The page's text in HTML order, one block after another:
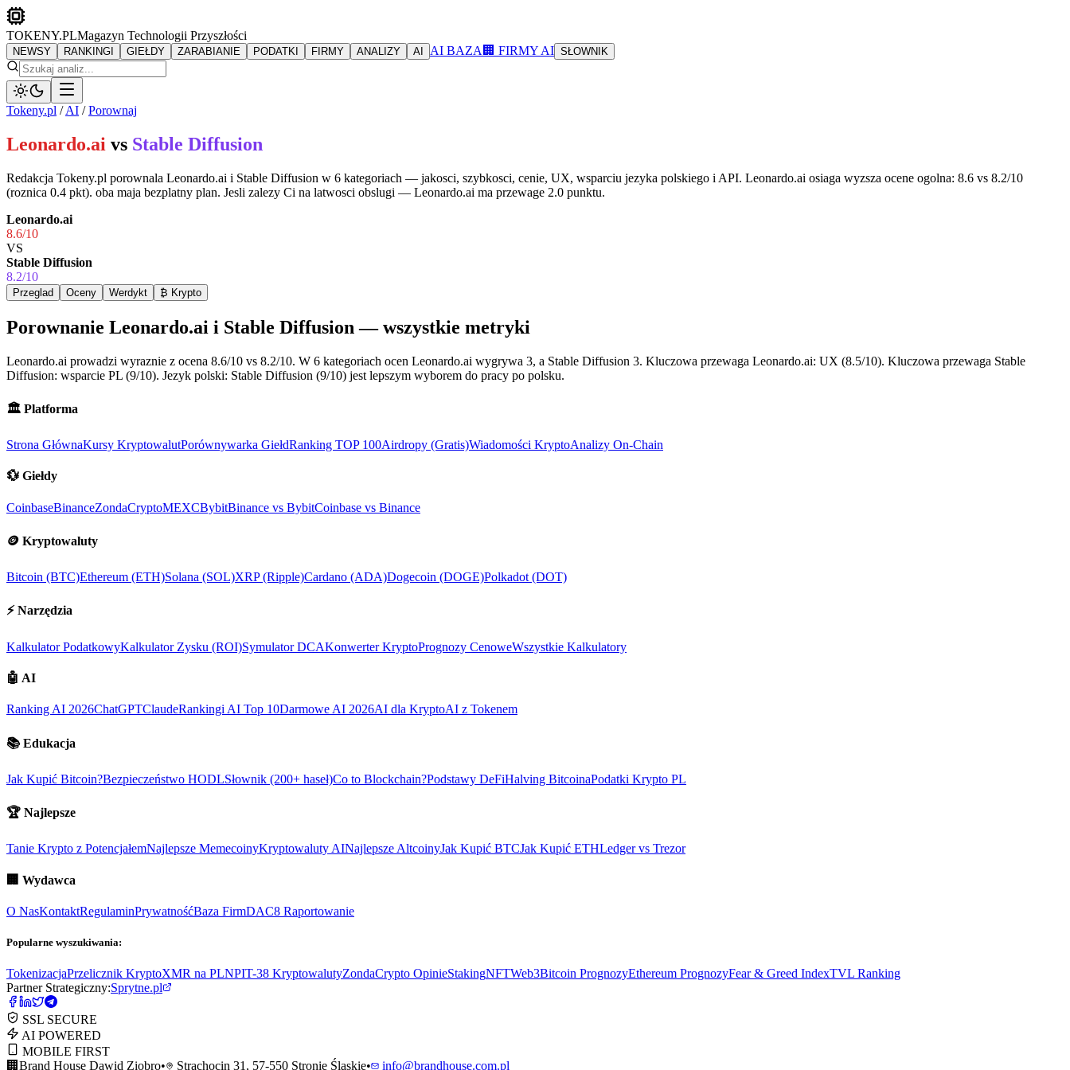
TOKENY.PLMagazyn Technologii Przyszłości
NEWSY RANKINGI GIEŁDY ZARABIANIE PODATKI FIRMY ANALIZY AI AI BAZA 🏢 FIRMY AI SŁOWNIK
Tokeny.pl / AI / Porownaj
Leonardo.ai vs Stable Diffusion
Redakcja Tokeny.pl porownala Leonardo.ai i Stable Diffusion w 6 kategoriach — jakosci, szybkosci, cenie, UX, wsparciu jezyka polskiego i API. Leonardo.ai osiaga wyzsza ocene ogolna: 8.6 vs 8.2/10
(roznica 0.4 pkt). oba maja bezplatny plan. Jesli zalezy Ci na latwosci obslugi — Leonardo.ai ma przewage 2.0 punktu.
Leonardo.ai
8.6/10
VS
Stable Diffusion
8.2/10
Przeglad Oceny Werdykt ₿ Krypto
Porownanie Leonardo.ai i Stable Diffusion — wszystkie metryki
Leonardo.ai prowadzi wyraznie z ocena 8.6/10 vs 8.2/10. W 6 kategoriach ocen Leonardo.ai wygrywa 3, a Stable Diffusion 3. Kluczowa przewaga Leonardo.ai: UX (8.5/10). Kluczowa przewaga Stable
Diffusion: wsparcie PL (9/10). Jezyk polski: Stable Diffusion (9/10) jest lepszym wyborem do pracy po polsku.
🏛️ Platforma
Strona GłównaKursy KryptowalutPorównywarka GiełdRanking TOP 100Airdropy (Gratis)Wiadomości KryptoAnalizy On-Chain
💱 Giełdy
CoinbaseBinanceZondaCryptoMEXCBybitBinance vs BybitCoinbase vs Binance
🪙 Kryptowaluty
Bitcoin (BTC)Ethereum (ETH)Solana (SOL)XRP (Ripple)Cardano (ADA)Dogecoin (DOGE)Polkadot (DOT)
⚡ Narzędzia
Kalkulator PodatkowyKalkulator Zysku (ROI)Symulator DCAKonwerter KryptoPrognozy CenoweWszystkie Kalkulatory
🤖 AI
Ranking AI 2026ChatGPTClaudeRankingi AI Top 10Darmowe AI 2026AI dla KryptoAI z Tokenem
📚 Edukacja
Jak Kupić Bitcoin?Bezpieczeństwo HODLSłownik (200+ haseł)Co to Blockchain?Podstawy DeFiHalving BitcoinaPodatki Krypto PL
🏆 Najlepsze
Tanie Krypto z PotencjałemNajlepsze MemecoinyKryptowaluty AINajlepsze AltcoinyJak Kupić BTCJak Kupić ETHLedger vs Trezor
🏢 Wydawca
O NasKontaktRegulaminPrywatnośćBaza FirmDAC8 Raportowanie
Popularne wyszukiwania:
TokenizacjaPrzelicznik KryptoXMR na PLNPIT-38 KryptowalutyZondaCrypto OpinieStakingNFTWeb3Bitcoin PrognozyEthereum PrognozyFear & Greed IndexTVL Ranking
Partner Strategiczny:Sprytne.pl
SSL SECURE
AI POWERED
MOBILE FIRST
🏢 Brand House Dawid Ziobro• Strachocin 31, 57-550 Stronie Śląskie• info@brandhouse.com.pl